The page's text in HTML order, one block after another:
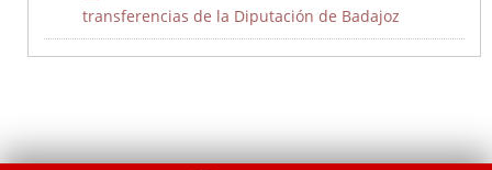
transferencias de la Diputación de Badajoz